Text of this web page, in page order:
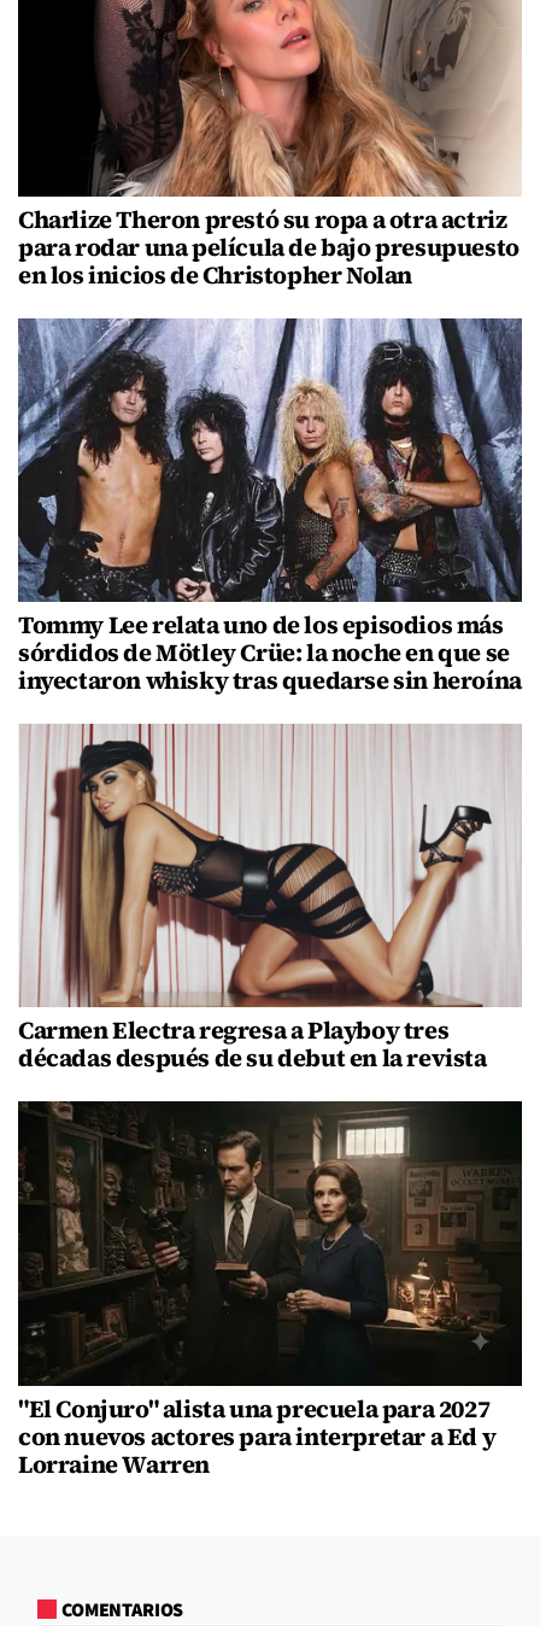
Charlize Theron prestó su ropa a otra actriz
para rodar una película de bajo presupuesto
en los inicios de Christopher Nolan
Tommy Lee relata uno de los episodios más
sórdidos de Mötley Crüe: la noche en que se
inyectaron whisky tras quedarse sin heroína
Carmen Electra regresa a Playboy tres
décadas después de su debut en la revista
"El Conjuro" alista una precuela para 2027
con nuevos actores para interpretar a Ed y
Lorraine Warren
COMENTARIOS